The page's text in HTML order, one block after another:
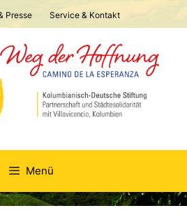
Presse Service & Kontakt
Menü